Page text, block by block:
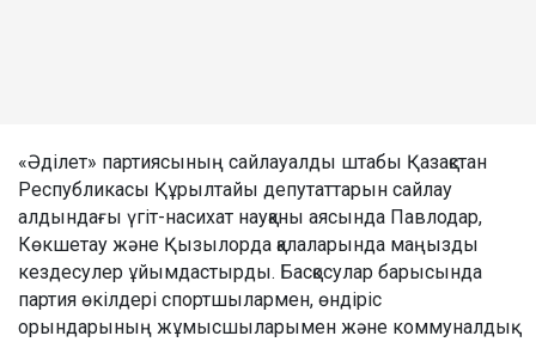
«Әділет» партиясының сайлауалды штабы Қазақстан
Республикасы Құрылтайы депутаттарын сайлау
алдындағы үгіт-насихат науқаны аясында Павлодар,
Көкшетау және Қызылорда қалаларында маңызды
кездесулер ұйымдастырды. Басқосулар барысында
партия өкілдері спортшылармен, өндіріс
орындарының жұмысшыларымен және коммуналдық